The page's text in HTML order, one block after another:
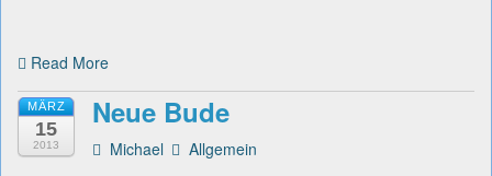
Read More
MÄRZ
15
2013
Neue Bude
Michael Allgemein